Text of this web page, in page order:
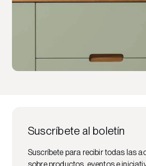
Suscríbete al boletín
Suscríbete para recibir todas las